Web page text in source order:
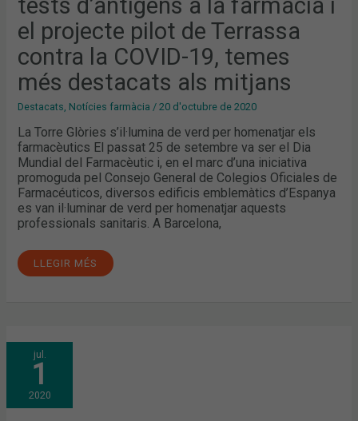
tests d’antígens a la farmàcia i
el projecte pilot de Terrassa
contra la COVID-19, temes
més destacats als mitjans
Destacats Notícies farmàcia /20 d'octubre de 2020
La Torre Glòries s’il·lumina de verd per homenatjar els
farmacèutics El passat 25 de setembre va ser el Dia
Mundial del Farmacèutic i, en el marc d’una iniciativa
promoguda pel Consejo General de Colegios Oficiales de
Farmacéuticos, diversos edificis emblemàtics d’Espanya
es van il·luminar de verd per homenatjar aquests
professionals sanitaris. A Barcelona,
I
EL
PROJECTE
PILOT
TERRASSA
LA
COVID-
19,
TEMES
DESTACATS
ALS
MITJANS
LLEGIR MÉS
jul.
1
2020
CLOENDA
DE
LA
EDICIÓ
DEL
MÀSTER